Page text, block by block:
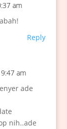
am
Reply
am
ade
nih..ade